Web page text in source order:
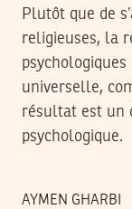
Plutôt que de
religieuses, la
universelle,
résultat est un
psychologique.
AYMEN GHARBI